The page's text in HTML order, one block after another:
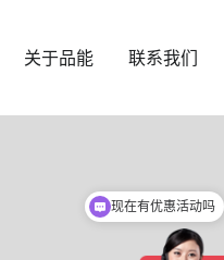
关于品能 联系我们
现在有优惠活动吗